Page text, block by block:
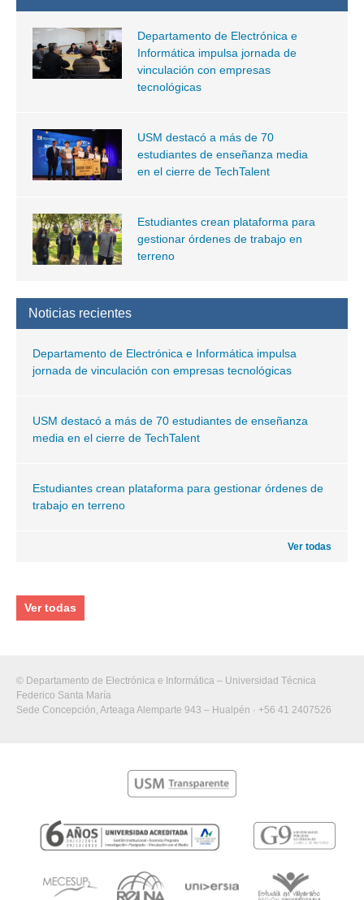
Departamento de Electrónica e
Informática impulsa jornada de
vinculación con empresas
tecnológicas
USM destacó a más de 70
estudiantes de enseñanza media
en el cierre de TechTalent
Estudiantes crean plataforma para
gestionar órdenes de trabajo en
terreno
Noticias recientes
Departamento de Electrónica e Informática impulsa
jornada de vinculación con empresas tecnológicas
USM destacó a más de 70 estudiantes de enseñanza
media en el cierre de TechTalent
Estudiantes crean plataforma para gestionar órdenes de
trabajo en terreno
Ver todas
Ver todas
© Departamento de Electrónica e Informática – Universidad Técnica
Federico Santa María
Sede Concepción, Arteaga Alemparte 943 – Hualpén · +56 41 2407526